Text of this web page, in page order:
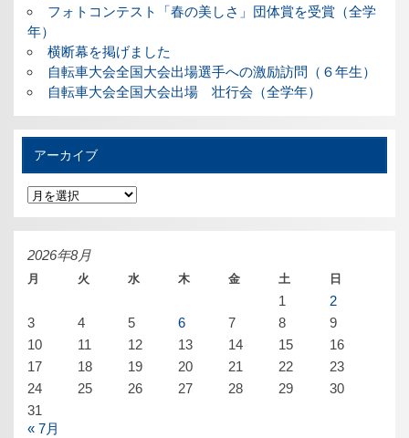
フォトコンテスト「春の美しさ」団体賞を受賞（全学
年）
横断幕を掲げました
自転車大会全国大会出場選手への激励訪問（６年生）
自転車大会全国大会出場 壮行会（全学年）
アーカイブ
ア
ー
カ
イ
ブ
2026年8月
月 火 水 木 金 土 日
1
2
3
4 5 6 7 8
9
10
11 12 13 14 15
16
17
18 19 20 21 22
23
24
25 26 27 28 29
30
31
« 7月